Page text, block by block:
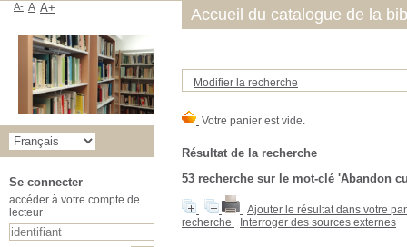
Modifier la recherche
Résultat de la recherche
53 recherche sur le mot-clé 'Abandon
Ajouter le résultat dans votre
recherche
Interroger des sources externes
Accueil du catalogue de la
A- A A+
Se connecter
accéder à votre compte de
lecteur